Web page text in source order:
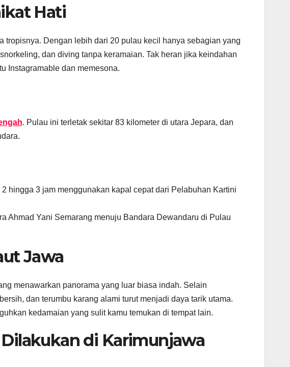
Hati
Dengan lebih dari 20 pulau kecil hanya sebagian yang
dan diving tanpa keramaian. Tak heran jika keindahan
Instagramable dan memesona.
. Pulau ini terletak sekitar 83 kilometer di utara Jepara, dan
hingga 3 jam menggunakan kapal cepat dari Pelabuhan Kartini
Ahmad Yani Semarang menuju Bandara Dewandaru di Pulau
Jawa
menawarkan panorama yang luar biasa indah. Selain
dan terumbu karang alami turut menjadi daya tarik utama.
kedamaian yang sulit kamu temukan di tempat lain.
di Karimunjawa